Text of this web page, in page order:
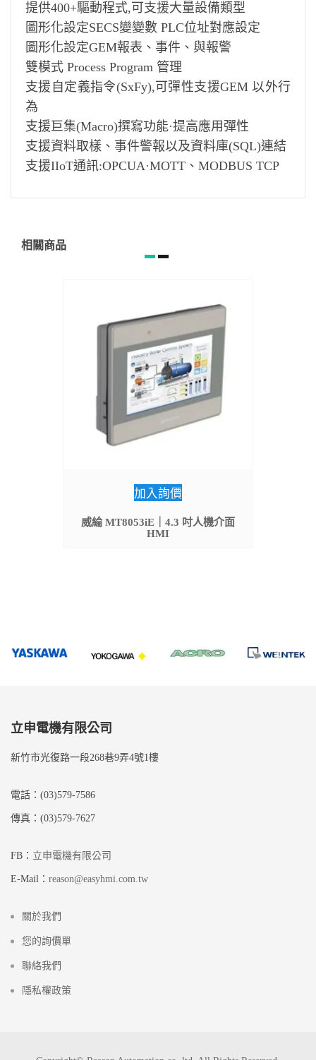
提供400+驅動程式,可支援大量設備類型
圖形化設定SECS變變數 PLC位址對應設定
圖形化設定GEM報表、事件、與報警
雙模式 Process Program 管理
支援自定義指令(SxFy),可彈性支援GEM 以外行
為
支援巨集(Macro)撰寫功能·提高應用彈性
支援資料取樣、事件警報以及資料庫(SQL)連結
支援IIoT通訊:OPCUA·MOTT、MODBUS TCP
相關商品
加入詢價
威綸 MT8053iE｜4.3 吋人機介面
HMI
立申電機有限公司
新竹市光復路一段268巷9弄4號1樓
電話：(03)579-7586
傳真：(03)579-7627
FB： 立申電機有限公司
E-Mail： reason@easyhmi.com.tw
關於我們
您的詢價單
聯絡我們
隱私權政策